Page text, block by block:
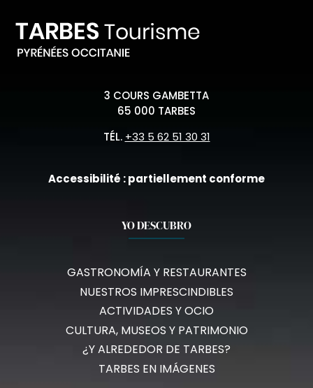
3 COURS GAMBETTA
65 000 TARBES
TÉL. +33 5 62 51 30 31
Accessibilité : partiellement conforme
YO DESCUBRO
GASTRONOMÍA Y RESTAURANTES
NUESTROS IMPRESCINDIBLES
ACTIVIDADES Y OCIO
CULTURA, MUSEOS Y PATRIMONIO
¿Y ALREDEDOR DE TARBES?
TARBES EN IMÁGENES